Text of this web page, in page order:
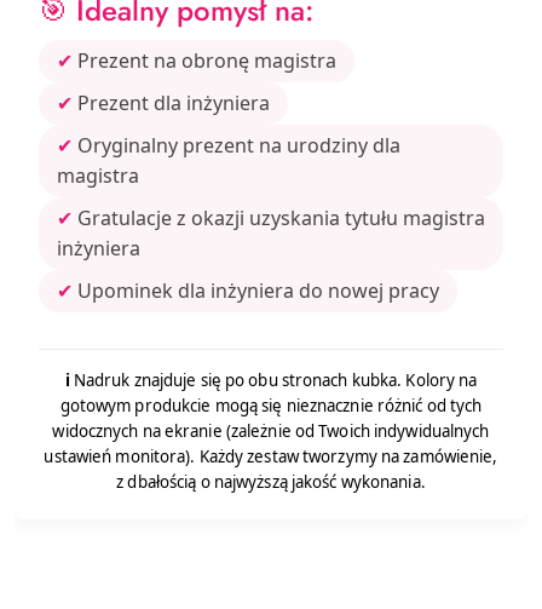
🎯 Idealny pomysł na:
✔ Prezent na obronę magistra
✔ Prezent dla inżyniera
✔ Oryginalny prezent na urodziny dla
magistra
✔ Gratulacje z okazji uzyskania tytułu magistra
inżyniera
✔ Upominek dla inżyniera do nowej pracy
ℹ️ Nadruk znajduje się po obu stronach kubka. Kolory na
gotowym produkcie mogą się nieznacznie różnić od tych
widocznych na ekranie (zależnie od Twoich indywidualnych
ustawień monitora). Każdy zestaw tworzymy na zamówienie,
z dbałością o najwyższą jakość wykonania.